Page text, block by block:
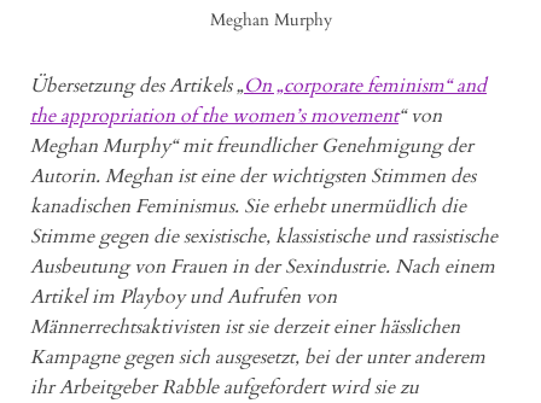
Meghan Murphy
Übersetzung des Artikels „On „corporate feminism“ and
the appropriation of the women’s movement“ von
Meghan Murphy“ mit freundlicher Genehmigung der
Autorin. Meghan ist eine der wichtigsten Stimmen des
kanadischen Feminismus. Sie erhebt unermüdlich die
Stimme gegen die sexistische, klassistische und rassistische
Ausbeutung von Frauen in der Sexindustrie. Nach einem
Artikel im Playboy und Aufrufen von
Männerrechtsaktivisten ist sie derzeit einer hässlichen
Kampagne gegen sich ausgesetzt, bei der unter anderem
ihr Arbeitgeber Rabble aufgefordert wird sie zu